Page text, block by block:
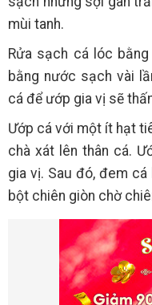
mùi tanh.
Rửa sạch cá lóc
bằng nước sạch vài
cá để ướp gia vị sẽ
Ướp cá với một ít hạt
chà xát lên thân cá.
gia vị. Sau đó, đem
bột chiên giòn chờ